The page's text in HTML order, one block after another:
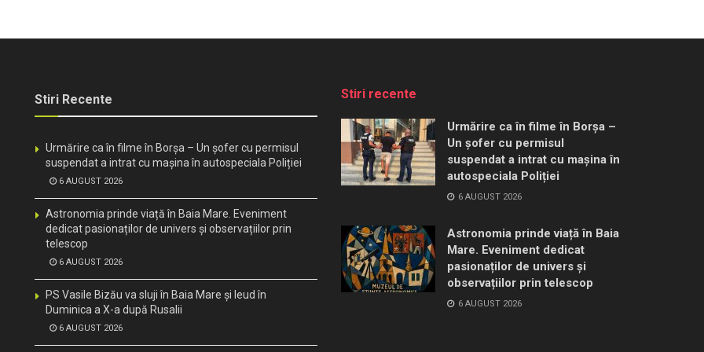
Stiri Recente
Urmărire ca în filme în Borșa – Un șofer cu permisul
suspendat a intrat cu mașina în autospeciala Poliției
6 AUGUST 2026
Astronomia prinde viață în Baia Mare. Eveniment
dedicat pasionaților de univers și observațiilor prin
telescop
6 AUGUST 2026
PS Vasile Bizău va sluji în Baia Mare și Ieud în
Duminica a X-a după Rusalii
6 AUGUST 2026
Stiri recente
Urmărire ca în filme în Borșa –
Un șofer cu permisul
suspendat a intrat cu mașina în
autospeciala Poliției
6 AUGUST 2026
Astronomia prinde viață în Baia
Mare. Eveniment dedicat
pasionaților de univers și
observațiilor prin telescop
6 AUGUST 2026